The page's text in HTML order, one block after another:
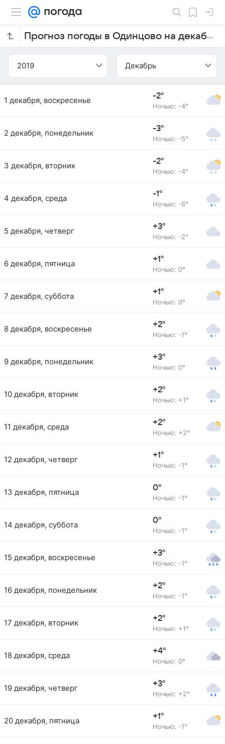
Прогноз погоды в Одинцово на декабрь 2019 года
2019 Декабрь
1 декабря, воскресенье -2°
Ночью: -4°
2 декабря, понедельник -3°
Ночью: -5°
3 декабря, вторник -2°
Ночью: -4°
4 декабря, среда -1°
Ночью: -6°
5 декабря, четверг +3°
Ночью: -2°
6 декабря, пятница +1°
Ночью: 0°
7 декабря, суббота +1°
Ночью: 0°
8 декабря, воскресенье +2°
Ночью: -1°
9 декабря, понедельник +3°
Ночью: 0°
10 декабря, вторник +2°
Ночью: +1°
11 декабря, среда +2°
Ночью: +2°
12 декабря, четверг +1°
Ночью: -1°
13 декабря, пятница 0°
Ночью: -1°
14 декабря, суббота 0°
Ночью: -1°
15 декабря, воскресенье +3°
Ночью: -1°
16 декабря, понедельник +2°
Ночью: -1°
17 декабря, вторник +2°
Ночью: +1°
18 декабря, среда +4°
Ночью: 0°
19 декабря, четверг +3°
Ночью: +2°
20 декабря, пятница +1°
Ночью: -1°